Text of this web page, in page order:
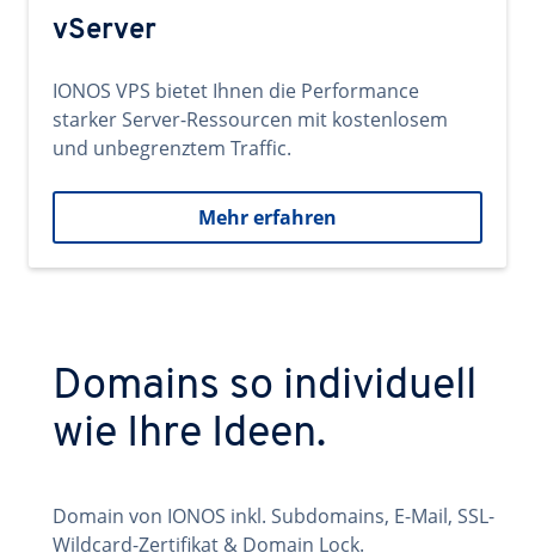
vServer
IONOS VPS bietet Ihnen die Performance
starker Server-Ressourcen mit kostenlosem
und unbegrenztem Traffic.
Mehr erfahren
Domains so individuell
wie Ihre Ideen.
Domain von IONOS inkl. Subdomains, E-Mail, SSL-
Wildcard-Zertifikat & Domain Lock.